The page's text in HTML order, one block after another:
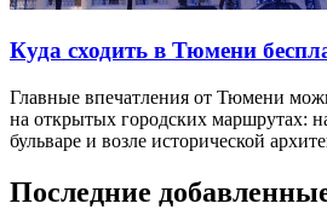
Куда сходить в Тюмени
Главные впечатления от Тюмени
на открытых городских маршрутах:
бульваре и возле исторической
Последние